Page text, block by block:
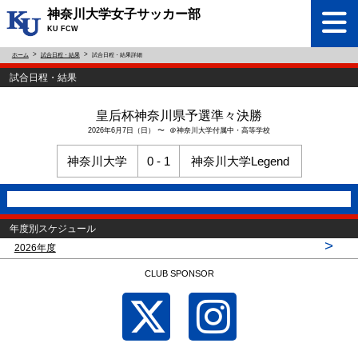
神奈川大学女子サッカー部
KU FCW
ホーム 試合日程・結果 試合日程・結果詳細
試合日程・結果
皇后杯神奈川県予選準々決勝
2026年6月7日（日） 〜 ＠神奈川大学付属中・高等学校
神奈川大学 0 - 1 神奈川大学Legend
年度別スケジュール
2026年度
>
CLUB SPONSOR